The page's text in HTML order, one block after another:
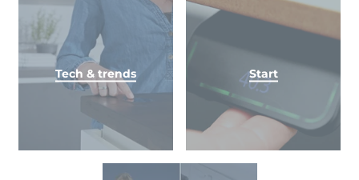
Tech & trends Start